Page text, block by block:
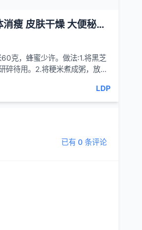
芝麻粥 肾病贫血伴形体消瘦 皮肤干燥 大便秘结等症
克，蜂蜜少许。做法:1.将黑芝
碎待用。2.将粳米煮成粥，放入
LDP
已有 0 条评论